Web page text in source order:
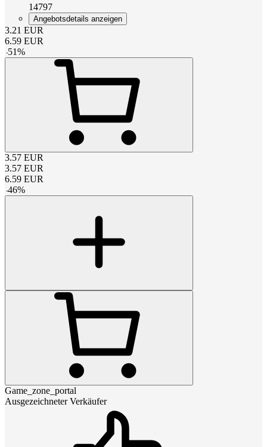
14797
Angebotsdetails anzeigen
3.21 EUR
6.59 EUR
-51%
3.57 EUR
3.57 EUR
6.59 EUR
-46%
Game_zone_portal
Ausgezeichneter Verkäufer